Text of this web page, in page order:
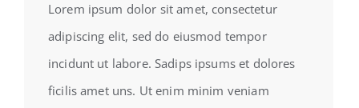
Lorem ipsum dolor sit amet, consectetur
adipiscing elit, sed do eiusmod tempor
incidunt ut labore. Sadips ipsums et dolores
ficilis amet uns. Ut enim minim veniam